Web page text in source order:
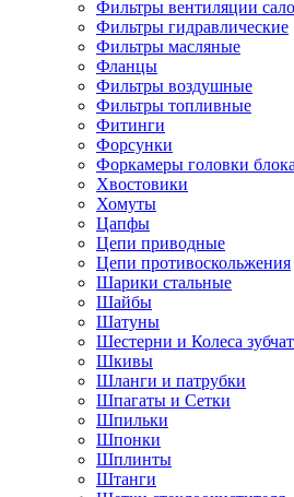
Фильтры вентиляции
Фильтры гидравлические
Фильтры масляные
Фланцы
Фильтры воздушные
Фильтры топливные
Фитинги
Форсунки
Форкамеры головки
Хвостовики
Хомуты
Цапфы
Цепи приводные
Цепи противоскольжения
Шарики стальные
Шайбы
Шатуны
Шестерни и Колеса
Шкивы
Шланги и патрубки
Шпагаты и Сетки
Шпильки
Шпонки
Шплинты
Штанги